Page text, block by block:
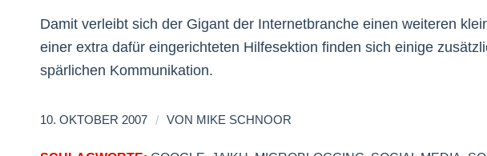
Damit verleibt sich der Gigant der Internetbranche einen weiteren
einer extra dafür eingerichteten Hilfesektion finden sich einige
spärlichen Kommunikation.
10. OKTOBER 2007 / VON MIKE SCHNOOR